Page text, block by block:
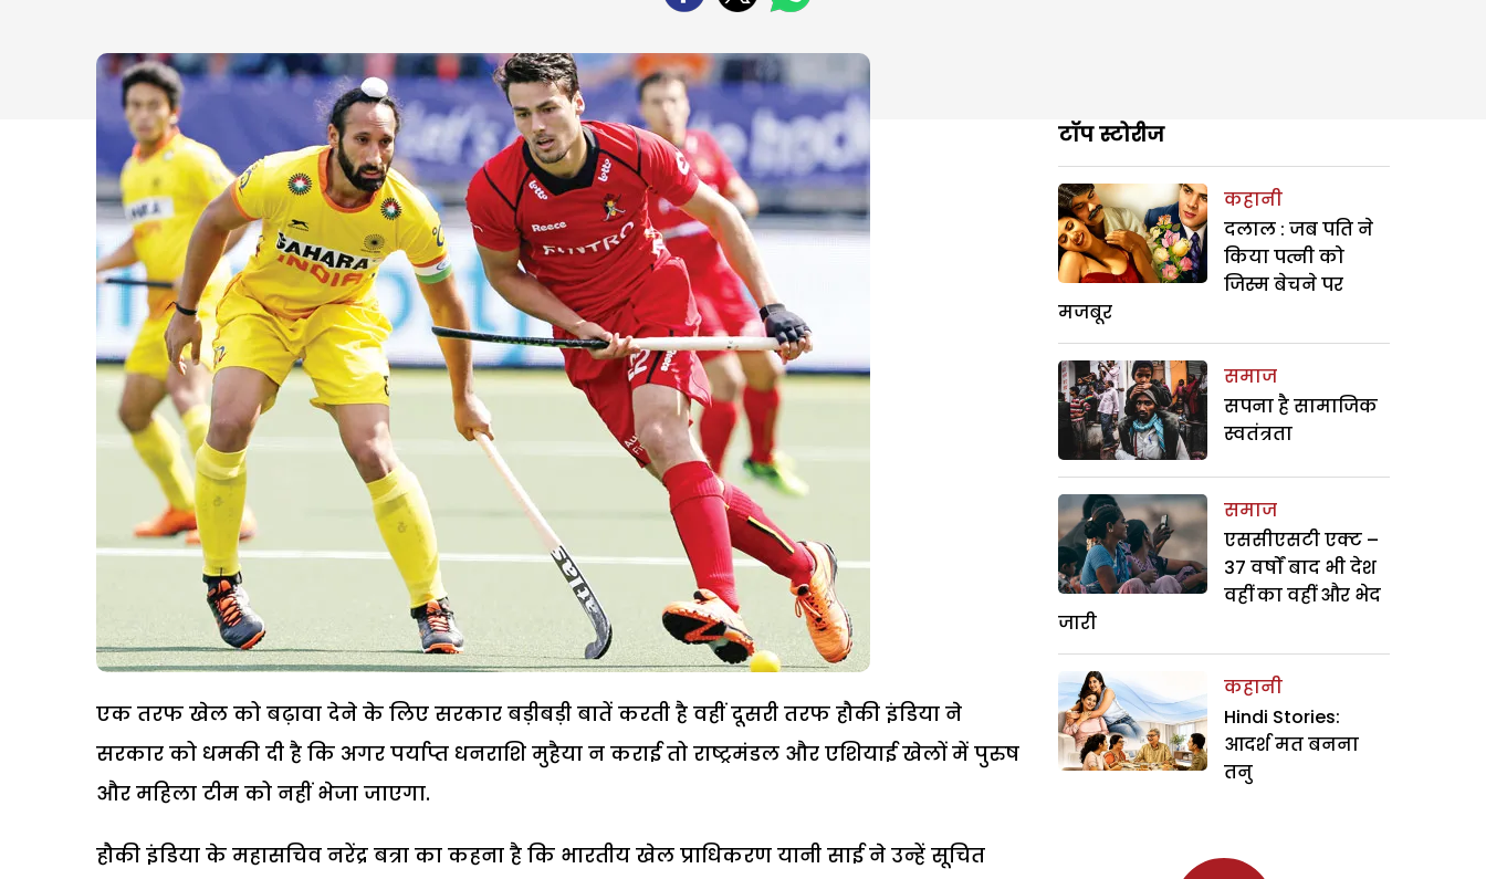
एक तरफ खेल को बढ़ावा देने के लिए सरकार बड़ीबड़ी बातें करती है वहीं दूसरी तरफ हौकी इंडिया ने
सरकार को धमकी दी है कि अगर पर्याप्त धनराशि मुहैया न कराई तो राष्ट्रमंडल और एशियाई खेलों में पुरुष
और महिला टीम को नहीं भेजा जाएगा.
हौकी इंडिया के महासचिव नरेंद्र बत्रा का कहना है कि भारतीय खेल प्राधिकरण यानी साई ने उन्हें सूचित
टॉप स्टोरीज
कहानी
दलाल : जब पति ने
किया पत्नी को
जिस्म बेचने पर
मजबूर
समाज
सपना है सामाजिक
स्वतंत्रता
समाज
एससीएसटी एक्ट –
37 वर्षों बाद भी देश
वहीं का वहीं और भेद
जारी
कहानी
Hindi Stories:
आदर्श मत बनना
तनु